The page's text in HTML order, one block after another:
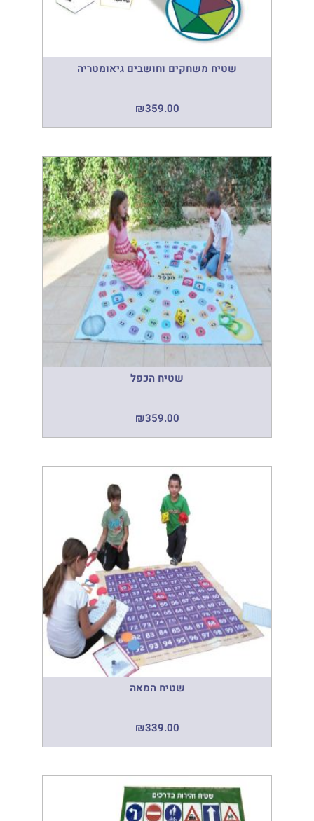
שטיח משחקים וחושבים גיאומטריה
₪359.00
שטיח הכפל
₪359.00
שטיח המאה
₪339.00